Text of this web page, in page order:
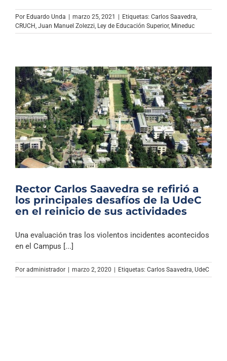
Por Eduardo Unda | marzo 25, 2021 | Etiquetas: Carlos Saavedra,
CRUCH, Juan Manuel Zolezzi, Ley de Educación Superior, Mineduc
Rector Carlos Saavedra se refirió a
los principales desafíos de la UdeC
en el reinicio de sus actividades
Una evaluación tras los violentos incidentes acontecidos
en el Campus [...]
Por administrador | marzo 2, 2020 | Etiquetas: Carlos Saavedra UdeC